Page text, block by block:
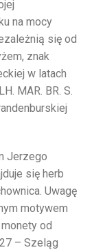
na mocy
się od
znak
w latach
MAR. BR. S.
Jerzego
się herb
Uwagę
motywem
od
– Szeląg